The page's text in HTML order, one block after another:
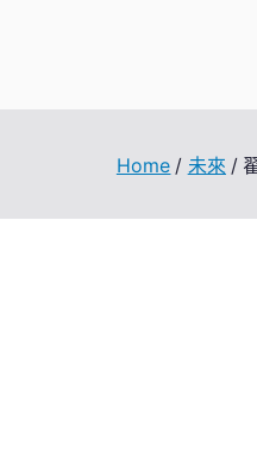
Home 未來